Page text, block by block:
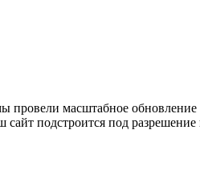
масштабное
сайт подстроится под